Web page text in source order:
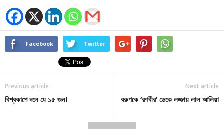
Facebook Twitter
Previous article
বিশ্বকাপে দলে যে ১৫ জন!
Next article
বরুণকে ‘রণবীর’ ডেকে লজ্জায় লাল আলিয়া